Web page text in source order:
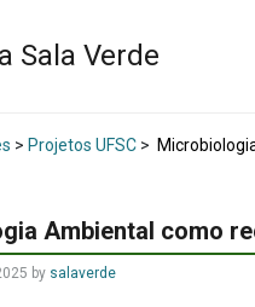
Sala Verde
> Projetos UFSC >
Ambiental como
by salaverde